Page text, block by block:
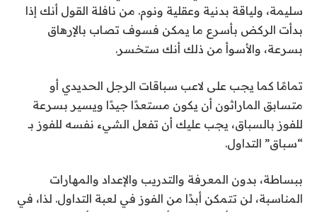
سليمة، ولياقة بدنية وعقلية ونوم. من نافلة القول أنك إذا
بدأت الركض بأسرع ما يمكن فسوف تصاب بالإرهاق
بسرعة، والأسوأ من ذلك أنك ستخسر.
تمامًا كما يجب على لاعب سباقات الرجل الحديدي أو
متسابق الماراثون أن يكون مستعدًا جيدًا ويسير بسرعة
للفوز بالسباق، يجب عليك أن تفعل الشيء نفسه للفوز بـ
“سباق” التداول.
ببساطة، بدون المعرفة والتدريب والإعداد والمهارات
المناسبة، لن تتمكن أبدًا من الفوز في لعبة التداول. لذا، في